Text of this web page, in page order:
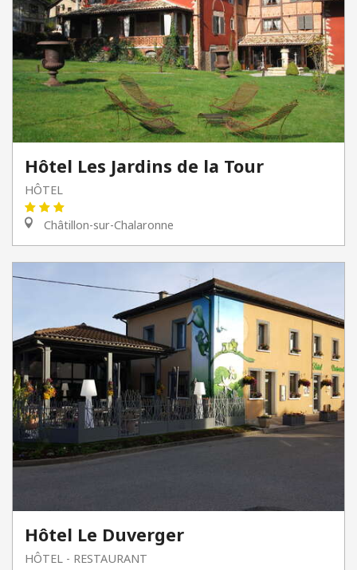
Hôtel Les Jardins de la Tour
HÔTEL
Châtillon-sur-Chalaronne
Hôtel Le Duverger
HÔTEL - RESTAURANT